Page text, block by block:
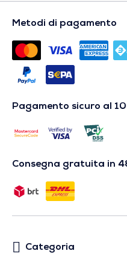
Metodi di pagamento
Pagamento sicuro al
Consegna gratuita in
Categoria